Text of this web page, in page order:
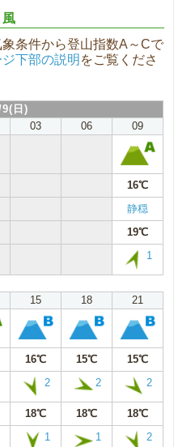
条件から登山指数A～Cで
下部の説明 をご覧くださ
日)
03 06 09
16℃
静穏
19℃
1
15 18 21
16℃ 15℃ 15℃
2 2 2
18℃ 18℃ 18℃
1 1 2